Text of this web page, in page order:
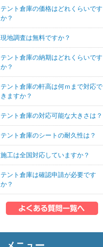
テント倉庫の価格はどれくらいです
か？
現地調査は無料ですか？
テント倉庫の納期はどれくらいです
か？
テント倉庫の軒高は何ｍまで対応で
きますか？
テント倉庫の対応可能な大きさは？
テント倉庫のシートの耐久性は？
施工は全国対応していますか？
テント倉庫は確認申請が必要です
か？